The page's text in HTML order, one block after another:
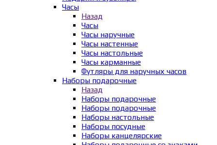
Часы
Назад
Часы
Часы наручные
Часы настенные
Часы настольные
Часы карманные
Футляры для наручных часов
Наборы подарочные
Назад
Наборы подарочные
Наборы подарочные
Наборы настольные
Наборы посудные
Наборы канцелярские